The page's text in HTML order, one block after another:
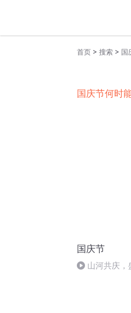
首页 > 搜索 > 国
国庆节何时
国庆节
山河共庆，